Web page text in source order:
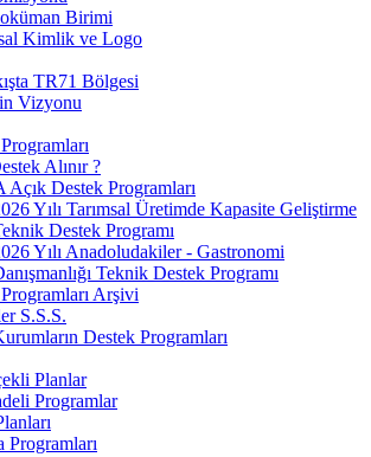
Birimi
Kimlik ve Logo
TR71 Bölgesi
Vizyonu
Alınır ?
Destek Programları
Yılı Tarımsal Üretimde Kapasite Geliştirme
Destek Programı
Yılı Anadoludakiler - Gastronomi
Teknik Destek Programı
Arşivi
S.S.S.
Destek Programları
Planlar
Programlar
Programları